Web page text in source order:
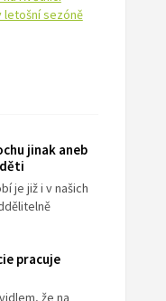
letošní sezóně
jinak aneb
je již i v našich
pracuje
že na